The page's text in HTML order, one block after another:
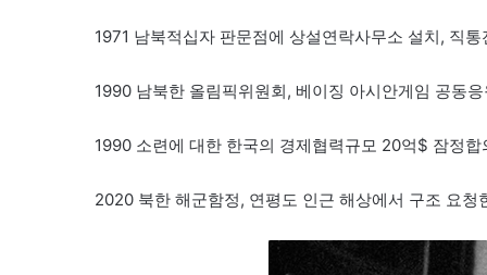
1971 남북적십자 판문점에 상설연락사무소 설치, 직통
1990 남북한 올림픽위원회, 베이징 아시안게임 공동
1990 소련에 대한 한국의 경제협력규모 20억$ 잠정합
2020 북한 해군함정, 연평도 인근 해상에서 구조 요